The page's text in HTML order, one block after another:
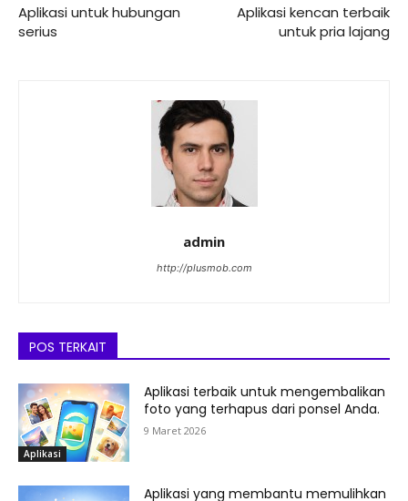
Aplikasi untuk hubungan
serius
Aplikasi kencan terbaik
untuk pria lajang
admin
http://plusmob.com
POS TERKAIT
Aplikasi
Aplikasi terbaik untuk mengembalikan
foto yang terhapus dari ponsel Anda.
9 Maret 2026
Aplikasi yang membantu memulihkan